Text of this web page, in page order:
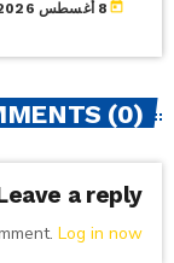
today 8 أغسطس 2026
(0)
a reply
Log in now